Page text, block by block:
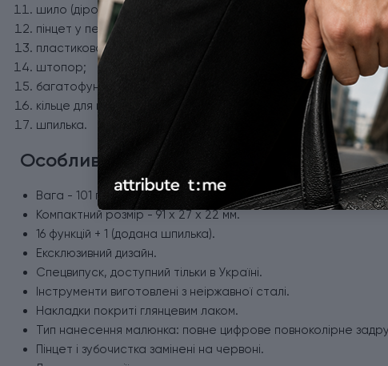
шило (дірокол);
пінцет у передній накладці;
пластикова зубочистка;
штопор;
багатофункціональний гачок;
кільце для ключів або темляка;
шпилька.
Особливості ножа Victorinox
Вага - 101 г.
Компактний розмір - 91 x 27 x 22 мм.
16 функцій + 1 (додана шпилька).
Ексклюзивний дизайн.
Спецвипуск, доступний тільки в Україні.
Інструменти виготовлені з неіржавної сталі.
Накладки покриті глянцевим лаком.
Тип нанесення малюнка: повне цифрове повноколірне
Пінцет і зубочистка замінені на червоні.